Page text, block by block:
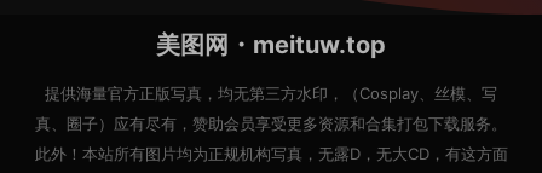
美图网・meituw.top
提供海量官方正版写真，均无第三方水印，（Cosplay、丝模、写
真、圈子）应有尽有，赞助会员享受更多资源和合集打包下载服务。
此外！本站所有图片均为正规机构写真，无露D，无大CD，有这方面